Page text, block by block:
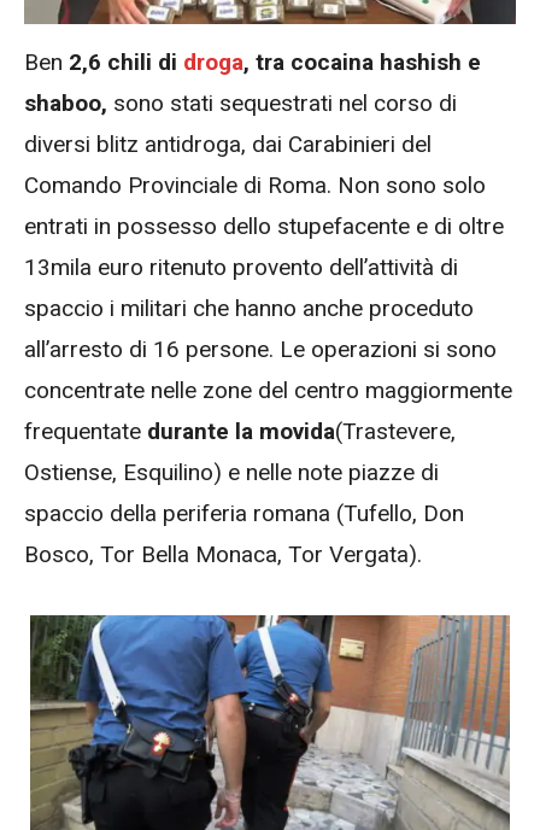
Ben 2,6 chili di droga, tra cocaina hashish e
shaboo, sono stati sequestrati nel corso di
diversi blitz antidroga, dai Carabinieri del
Comando Provinciale di Roma. Non sono solo
entrati in possesso dello stupefacente e di oltre
13mila euro ritenuto provento dell’attività di
spaccio i militari che hanno anche proceduto
all’arresto di 16 persone. Le operazioni si sono
concentrate nelle zone del centro maggiormente
frequentate durante la movida(Trastevere,
Ostiense, Esquilino) e nelle note piazze di
spaccio della periferia romana (Tufello, Don
Bosco, Tor Bella Monaca, Tor Vergata).